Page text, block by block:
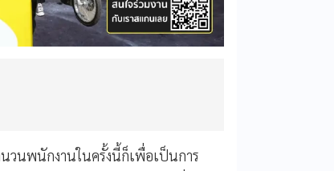
วนพนักงานในครั้งนี้ก็เพื่อเป็นการ